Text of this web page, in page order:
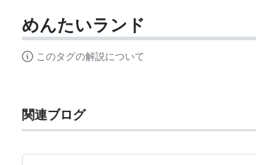
めんたいランド
このタグの解説について
関連ブログ